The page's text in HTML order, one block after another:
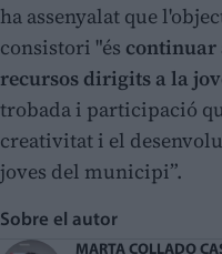
ha assenyalat que
consistori "és
recursos dirigits a la
trobada i participació
creativitat i el
joves del municipi”.
Sobre el autor
MARTA COLLADO